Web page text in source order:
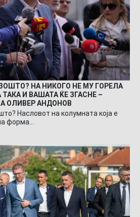
НА НИКОГО НЕ МУ ГОРЕЛА
И ВАШАТА ЌЕ ЗГАСНЕ –
ОЛИВЕР АНДОНОВ
Насловот на колумната која е
форма…